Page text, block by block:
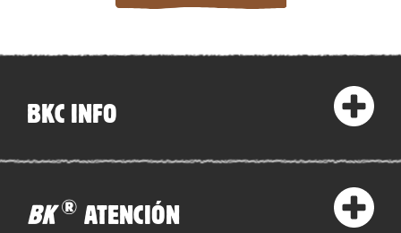
BKC INFO
BK ® ATENCIÓN